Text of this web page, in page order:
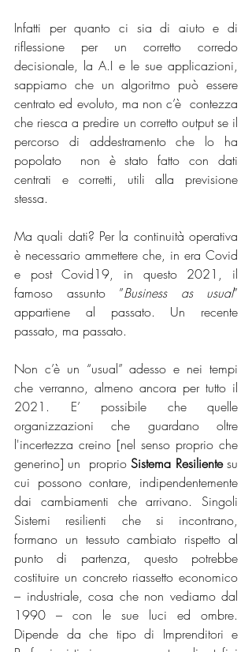
Infatti per quanto ci sia di aiuto e di
riflessione per un corretto corredo
decisionale, la A.I e le sue applicazioni,
sappiamo che un algoritmo può essere
centrato ed evoluto, ma non c’è  contezza
che riesca a predire un corretto output se il
percorso di addestramento che lo ha
popolato  non è stato fatto con dati
centrati e corretti, utili alla previsione
stessa.
Ma quali dati? Per la continuità operativa
è necessario ammettere che, in era Covid
e post Covid19, in questo 2021, il
famoso assunto ”Business as usual”
appartiene al passato. Un recente
passato, ma passato.
Non c’è un “usual” adesso e nei tempi
che verranno, almeno ancora per tutto il
2021. E’ possibile che quelle
organizzazioni che guardano oltre
l'incertezza creino [nel senso proprio che
generino] un  proprio Sistema Resiliente su
cui possono contare, indipendentemente
dai cambiamenti che arrivano. Singoli
Sistemi resilienti che si incontrano,
formano un tessuto cambiato rispetto al
punto di partenza, questo potrebbe
costituire un concreto riassetto economico
– industriale, cosa che non vediamo dal
1990 – con le sue luci ed ombre.
Dipende da che tipo di Imprenditori e